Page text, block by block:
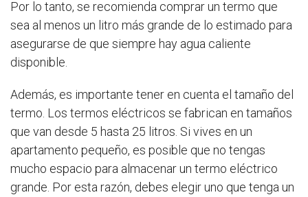
Por lo tanto, se recomienda comprar un termo que
sea al menos un litro más grande de lo estimado para
asegurarse de que siempre hay agua caliente
disponible.
Además, es importante tener en cuenta el tamaño del
termo. Los termos eléctricos se fabrican en tamaños
que van desde 5 hasta 25 litros. Si vives en un
apartamento pequeño, es posible que no tengas
mucho espacio para almacenar un termo eléctrico
grande. Por esta razón, debes elegir uno que tenga un